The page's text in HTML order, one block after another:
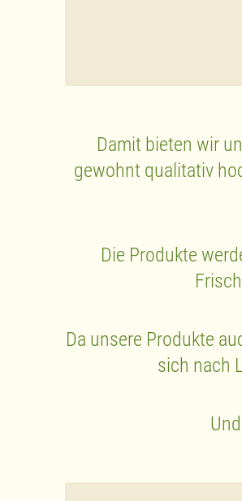
Damit bieten wir
gewohnt qualitativ
Die Produkte
Da unsere Produkte
sich nach